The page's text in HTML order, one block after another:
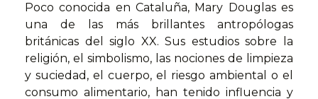
Poco conocida en Cataluña, Mary Douglas es
una de las más brillantes antropólogas
británicas del siglo XX. Sus estudios sobre la
religión, el simbolismo, las nociones de limpieza
y suciedad, el cuerpo, el riesgo ambiental o el
consumo alimentario, han tenido influencia y